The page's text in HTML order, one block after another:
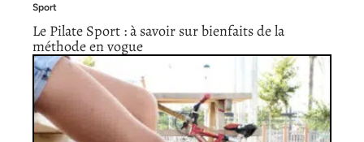
Sport
Le Pilate Sport : à savoir sur bienfaits de la
méthode en vogue